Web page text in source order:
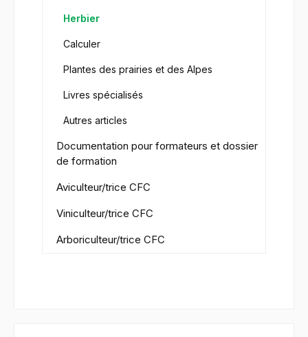
Herbier
Calculer
Plantes des prairies et des Alpes
Livres spécialisés
Autres articles
Documentation pour formateurs et dossier
de formation
Aviculteur/trice CFC
Viniculteur/trice CFC
Arboriculteur/trice CFC